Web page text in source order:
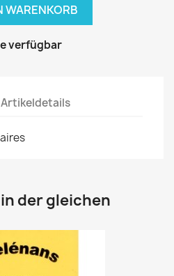
WARENKORB
verfügbar
Artikeldetails
der gleichen